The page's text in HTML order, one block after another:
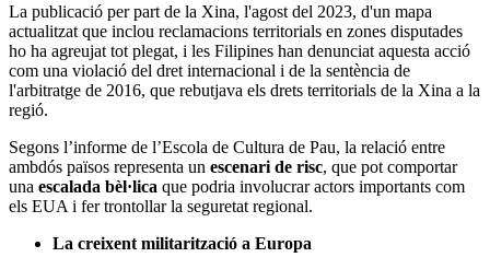
La publicació per part de la Xina, l'agost del 2023, d'un mapa
actualitzat que inclou reclamacions territorials en zones disputades
ho ha agreujat tot plegat, i les Filipines han denunciat aquesta acció
com una violació del dret internacional i de la sentència de
l'arbitratge de 2016, que rebutjava els drets territorials de la Xina a la
regió​.
Segons l’informe de l’Escola de Cultura de Pau, la relació entre
ambdós països representa un escenari de risc, que pot comportar
una escalada bèl·lica que podria involucrar actors importants com
els EUA i fer trontollar la seguretat regional.
La creixent militarització a Europa